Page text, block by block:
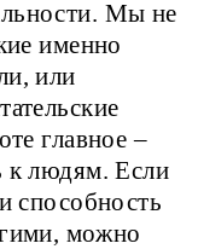
Мы не
именно
или
главное –
к людям. Если
способность
можно